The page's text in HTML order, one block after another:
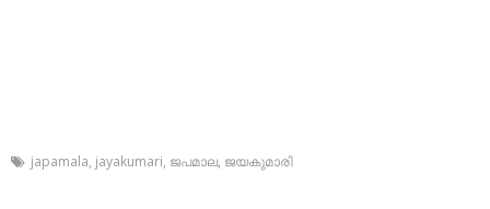
japamala, jayakumari, ജപമാല, ജയകുമാരി